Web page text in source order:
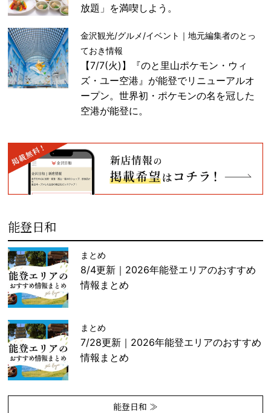
放題」を満喫しよう。
金沢観光/グルメ/イベント｜地元編集者のとっ
ておき情報
【7/7(火)】『のと里山ポケモン・ウィ
ズ・ユー空港』が能登でリニューアルオ
ープン。世界初・ポケモンの名を冠した
空港が能登に。
能登日和
まとめ
8/4更新｜2026年能登エリアのおすすめ
情報まとめ
まとめ
7/28更新｜2026年能登エリアのおすすめ
情報まとめ
能登日和 ≫